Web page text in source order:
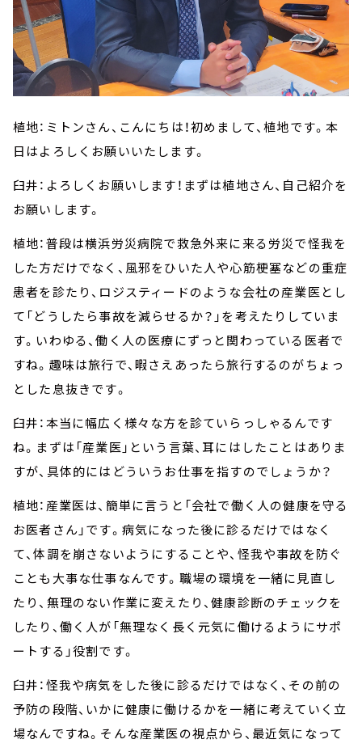
植地：ミトンさん、こんにちは！初めまして、植地です。本
日はよろしくお願いいたします。
臼井：よろしくお願いします！まずは植地さん、自己紹介を
お願いします。
植地：普段は横浜労災病院で救急外来に来る労災で怪我を
した方だけでなく、風邪をひいた人や心筋梗塞などの重症
患者を診たり、ロジスティードのような会社の産業医とし
て「どうしたら事故を減らせるか？」を考えたりしていま
す。いわゆる、働く人の医療にずっと関わっている医者で
すね。趣味は旅行で、暇さえあったら旅行するのがちょっ
とした息抜きです。
臼井：本当に幅広く様々な方を診ていらっしゃるんです
ね。まずは「産業医」という言葉、耳にはしたことはありま
すが、具体的にはどういうお仕事を指すのでしょうか？
植地：産業医は、簡単に言うと「会社で働く人の健康を守る
お医者さん」です。病気になった後に診るだけではなく
て、体調を崩さないようにすることや、怪我や事故を防ぐ
ことも大事な仕事なんです。職場の環境を一緒に見直し
たり、無理のない作業に変えたり、健康診断のチェックを
したり、働く人が「無理なく長く元気に働けるようにサポ
ートする」役割です。
臼井：怪我や病気をした後に診るだけではなく、その前の
予防の段階、いかに健康に働けるかを一緒に考えていく立
場なんですね。そんな産業医の視点から、最近気になって